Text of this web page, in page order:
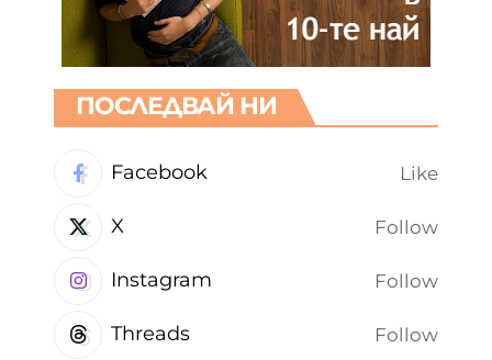
ПОСЛЕДВАЙ НИ
Facebook Like
X Follow
Instagram Follow
Threads Follow